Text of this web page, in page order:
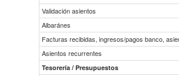
Validación asientos
Albaránes
Facturas recibidas, ingresos/pagos banco,
Asientos recurrentes
Tesorería / Presupuestos